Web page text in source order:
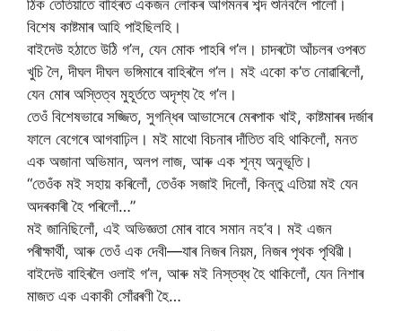
ঠিক তেতিয়াতে বাহিৰত একজন লোকৰ আগমনৰ শব্দ শুনিবলৈ পালোঁ।
বিশেষ কাষ্টমাৰ আহি পাইছিলহি।
বাইদেউ হঠাতে উঠি গ’ল, যেন মোক পাহৰি গ’ল। চাদৰটো আঁচলৰ ওপৰত
খুচি লৈ, দীঘল দীঘল ভঙ্গিমাৰে বাহিৰলৈ গ’ল। মই একো ক’ত নোৱাৰিলোঁ,
যেন মোৰ অস্তিত্ব মুহূর্ততে অদৃশ্য হৈ গ’ল।
তেওঁ বিশেষভাৱে সজ্জিত, সুগন্ধিৰ আভাসেৰে মেৰপাক খাই, কাষ্টমাৰৰ দৰ্জাৰ
ফালে বেগেৰে আগবাঢ়িল। মই মাথো বিচনাৰ দাঁতিত বহি থাকিলোঁ, মনত
এক অজানা অভিমান, অলপ লাজ, আৰু এক শূন্য অনুভূতি।
“তেওঁক মই সহায় কৰিলোঁ, তেওঁক সজাই দিলোঁ, কিন্তু এতিয়া মই যেন
অদৰকাৰী হৈ পৰিলোঁ…”
মই জানিছিলোঁ, এই অভিজ্ঞতা মোৰ বাবে সমান নহ’ব। মই এজন
পৰীক্ষাৰ্থী, আৰু তেওঁ এক দেবী—যাৰ নিজৰ নিয়ম, নিজৰ পৃথক পৃথিৱী।
বাইদেউ বাহিৰলৈ ওলাই গ’ল, আৰু মই নিস্তব্ধ হৈ থাকিলোঁ, যেন নিশাৰ
মাজত এক একাকী সোঁৱৰণী হৈ…